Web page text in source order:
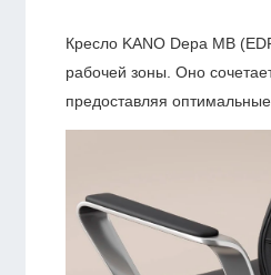
Кресло KANO Depa MB
рабочей зоны. Оно
предоставляя